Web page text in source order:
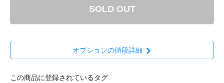
SOLD OUT
オプションの値段詳細
この商品に登録されているタグ